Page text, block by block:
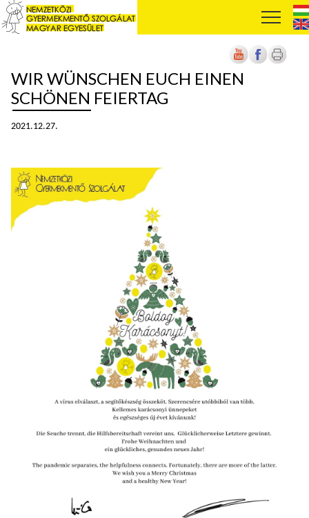
WIR WÜNSCHEN EUCH EINEN
SCHÖNEN FEIERTAG
2021.12.27.